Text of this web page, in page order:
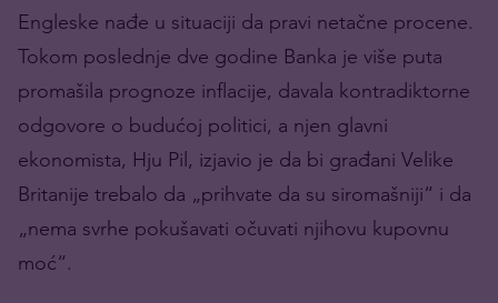
Engleske nađe u situaciji da pravi netačne procene.
Tokom poslednje dve godine Banka je više puta
promašila prognoze inflacije, davala kontradiktorne
odgovore o budućoj politici, a njen glavni
ekonomista, Hju Pil, izjavio je da bi građani Velike
Britanije trebalo da „prihvate da su siromašniji“ i da
„nema svrhe pokušavati očuvati njihovu kupovnu
moć“.